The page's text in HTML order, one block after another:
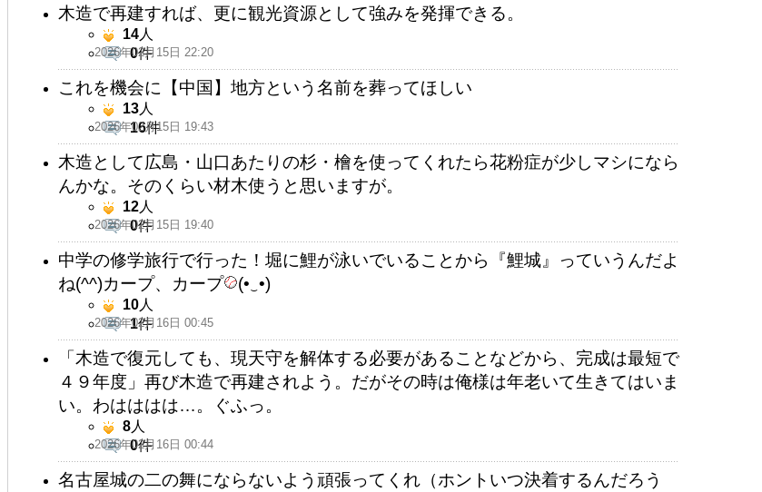
木造で再建すれば、更に観光資源として強みを発揮できる。
2026年02月15日 22:20
14人
0件
これを機会に【中国】地方という名前を葬ってほしい
2026年02月15日 19:43
13人
16件
木造として広島・山口あたりの杉・檜を使ってくれたら花粉症が少しマシになら
んかな。そのくらい材木使うと思いますが。
2026年02月15日 19:40
12人
0件
中学の修学旅行で行った！堀に鯉が泳いでいることから『鯉城』っていうんだよ
ね(⁠^⁠^⁠)カープ、カープ
(⁠•⁠‿⁠•⁠)
2026年02月16日 00:45
10人
1件
「木造で復元しても、現天守を解体する必要があることなどから、完成は最短で
４９年度」再び木造で再建されよう。だがその時は俺様は年老いて生きてはいま
い。わはははは…。ぐふっ。
2026年02月16日 00:44
8人
0件
名古屋城の二の舞にならないよう頑張ってくれ（ホントいつ決着するんだろう